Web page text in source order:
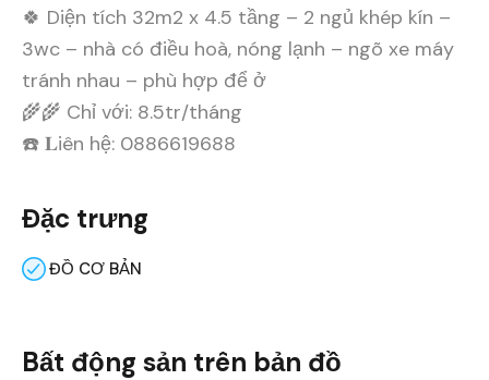
🍀 Diện tích 32m2 x 4.5 tầng – 2 ngủ khép kín –
3wc – nhà có điều hoà, nóng lạnh – ngõ xe máy
tránh nhau – phù hợp để ở
🌾🌾 Chỉ với: 8.5tr/tháng
☎️ 𝐋iên hệ: 0886619688
Đặc trưng
ĐỒ CƠ BẢN
Bất động sản trên bản đồ